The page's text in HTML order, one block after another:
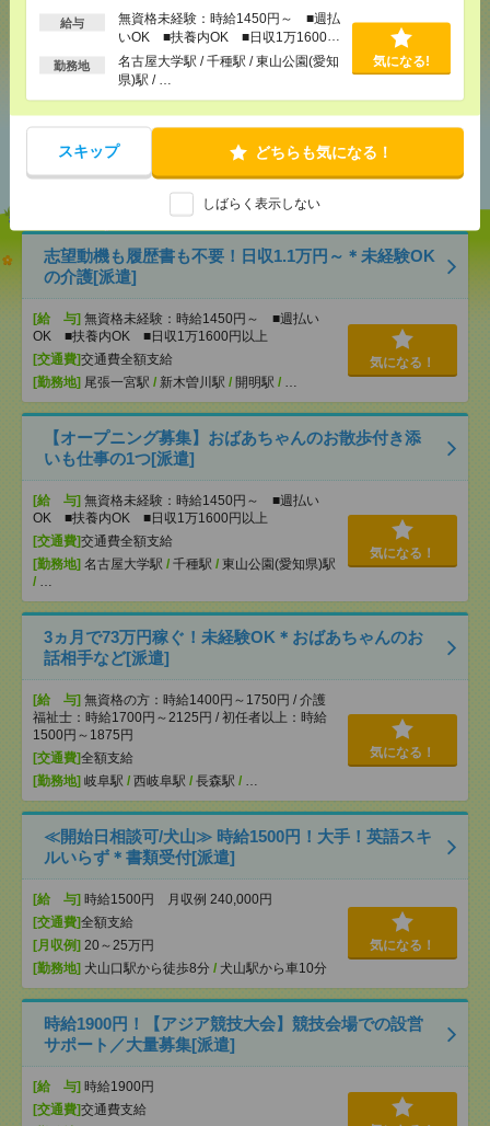
給与
無資格未経験：時給1450円～ ■週払
いOK ■扶養内OK ■日収1万1600円
以上
勤務地
名古屋大学駅 / 千種駅 / 東山公園(愛知
県)駅 / …
気になる!
スキップ どちらも気になる！
しばらく表示しない
シェア ツイート ブックマーク
あなたの閲覧履歴からの
志望動機も履歴書も不要！日収1.1万円～＊未経験OK
の介護[派遣]
[給 与] 無資格未経験：時給1450円～ ■週払い
OK ■扶養内OK ■日収1万1600円以上
[交通費]交通費全額支給
[勤務地] 尾張一宮駅 / 新木曽川駅 / 開明駅 / …
気になる！
【オープニング募集】おばあちゃんのお散歩付き添
いも仕事の1つ[派遣]
[給 与] 無資格未経験：時給1450円～ ■週払い
OK ■扶養内OK ■日収1万1600円以上
[交通費]交通費全額支給
[勤務地] 名古屋大学駅 / 千種駅 / 東山公園(愛知県)駅
/ …
気になる！
3ヵ月で73万円稼ぐ！未経験OK＊おばあちゃんのお
話相手など[派遣]
[給 与] 無資格の方：時給1400円～1750円 / 介護
福祉士：時給1700円～2125円 / 初任者以上：時給
1500円～1875円
[交通費]全額支給
[勤務地] 岐阜駅 / 西岐阜駅 / 長森駅 / …
気になる！
≪開始日相談可/犬山≫ 時給1500円！大手！英語スキ
ルいらず＊書類受付[派遣]
[給 与] 時給1500円 月収例 240,000円
[交通費]全額支給
[月収例] 20～25万円
[勤務地] 犬山口駅から徒歩8分 / 犬山駅から車10分
気になる！
時給1900円！【アジア競技大会】競技会場での設営
サポート／大量募集[派遣]
[給 与] 時給1900円
[交通費]交通費支給